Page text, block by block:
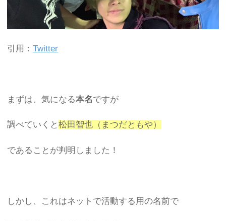
引用：Twitter
まずは、気になる本名ですが
調べていくと松田智也（まつだともや）
であることが判明しました！
しかし、これはネットで活動する用の名前で